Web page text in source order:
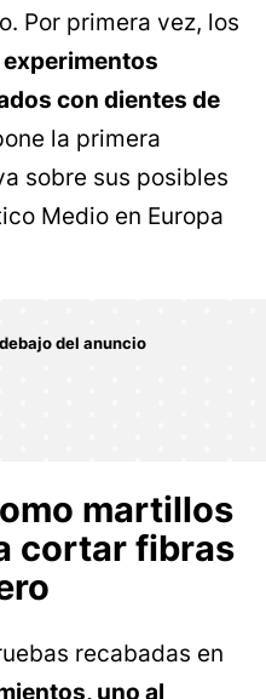
Por primera vez, los
experimentos
con dientes de
la primera
sobre sus posibles
Medio en Europa
martillos
cortar fibras
recabadas en
uno al